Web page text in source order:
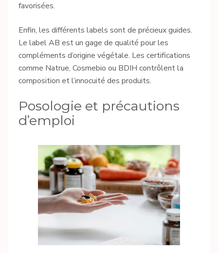
favorisées.
Enfin, les différents labels sont de précieux guides.
Le label AB est un gage de qualité pour les
compléments d’origine végétale. Les certifications
comme Natrue, Cosmebio ou BDIH contrôlent la
composition et l’innocuité des produits.
Posologie et précautions
d’emploi